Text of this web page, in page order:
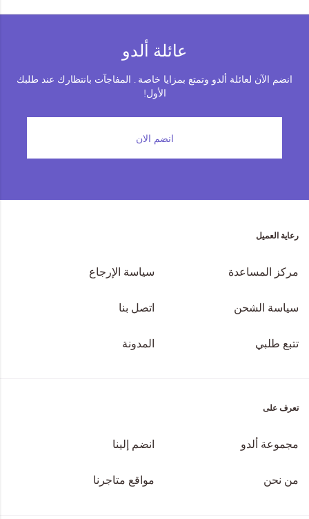
عائلة ألدو
انضم الآن لعائلة ألدو وتمتع بمزايا خاصة . المفاجآت بانتظارك عند طلبك
الأول!
انضم الان
رعاية العميل
مركز المساعدة سياسة الإرجاع
سياسة الشحن اتصل بنا
تتبع طلبي المدونة
تعرف على
مجموعة ألدو انضم إلينا
من نحن مواقع متاجرنا